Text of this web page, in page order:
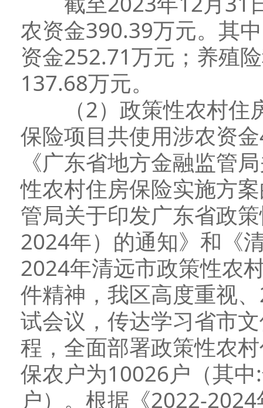
农资金390.39万元。其
资金252.71万元；养殖
137.68万元。
（2）政策性农村住
保险项目共使用涉农资
《广东省地方金融监管
性农村住房保险实施方
管局关于印发广东省政
2024年）的通知》和《
2024年清远市政策性农
件精神，我区高度重视
试会议，传达学习省市
程，全面部署政策性农
保农户为10026户（其
户）。根据《2022-